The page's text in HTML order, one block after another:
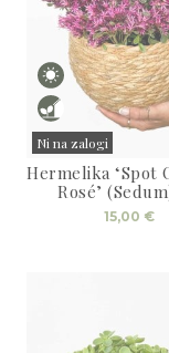
Ni na zalogi
Sold
Hermelika ‘Spot
Rosé’
15,00 €